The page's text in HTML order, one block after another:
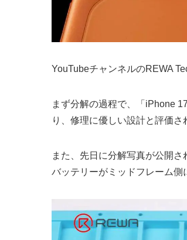
YouTubeチャンネルのREWA
まず分解の過程で、「iPhone
り、修理に優しい設計と評価さ
また、先日に分解写真が公開
バッテリーがミッドフレーム側